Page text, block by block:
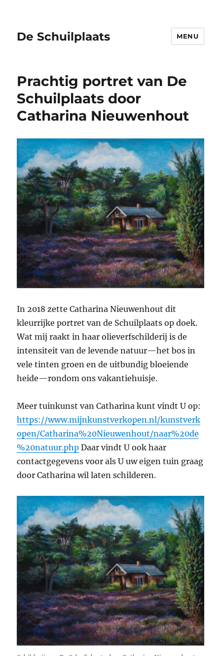
De Schuilplaats MENU
Prachtig portret van De
Schuilplaats door
Catharina Nieuwenhout
In 2018 zette Catharina Nieuwenhout dit
kleurrijke portret van de Schuilplaats op doek.
Wat mij raakt in haar olieverfschilderij is de
intensiteit van de levende natuur—het bos in
vele tinten groen en de uitbundig bloeiende
heide—rondom ons vakantiehuisje.
Meer tuinkunst van Catharina kunt vindt U op:
https://www.mijnkunstverkopen.nl/kunstverk
open/Catharina%20Nieuwenhout/naar%20de
%20natuur.php Daar vindt U ook haar
contactgegevens voor als U uw eigen tuin graag
door Catharina wil laten schilderen.